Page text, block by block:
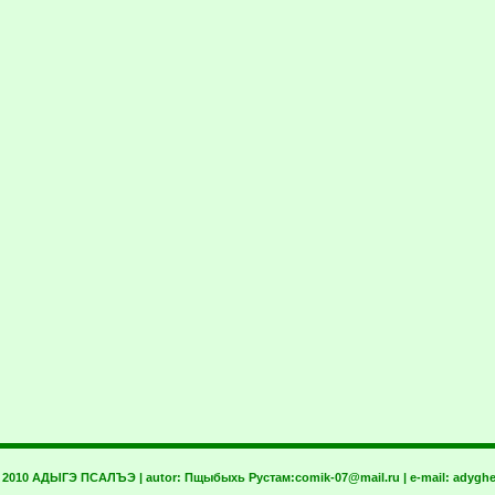
2010 АДЫГЭ ПСАЛЪЭ | autor: Пщыбыхь Рустам:comik-07@mail.ru | e-mail: